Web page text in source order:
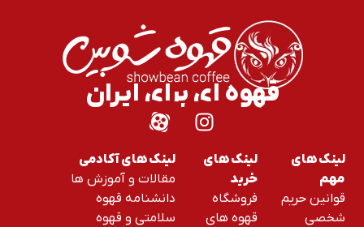
قهوه ای برای ایران
لینک های
مهم
قوانین حریم
شخصی
لینک های
خرید
فروشگاه
قهوه های
لینک های آکادمی
مقالات و آموزش ها
دانشنامه قهوه
سلامتی و قهوه